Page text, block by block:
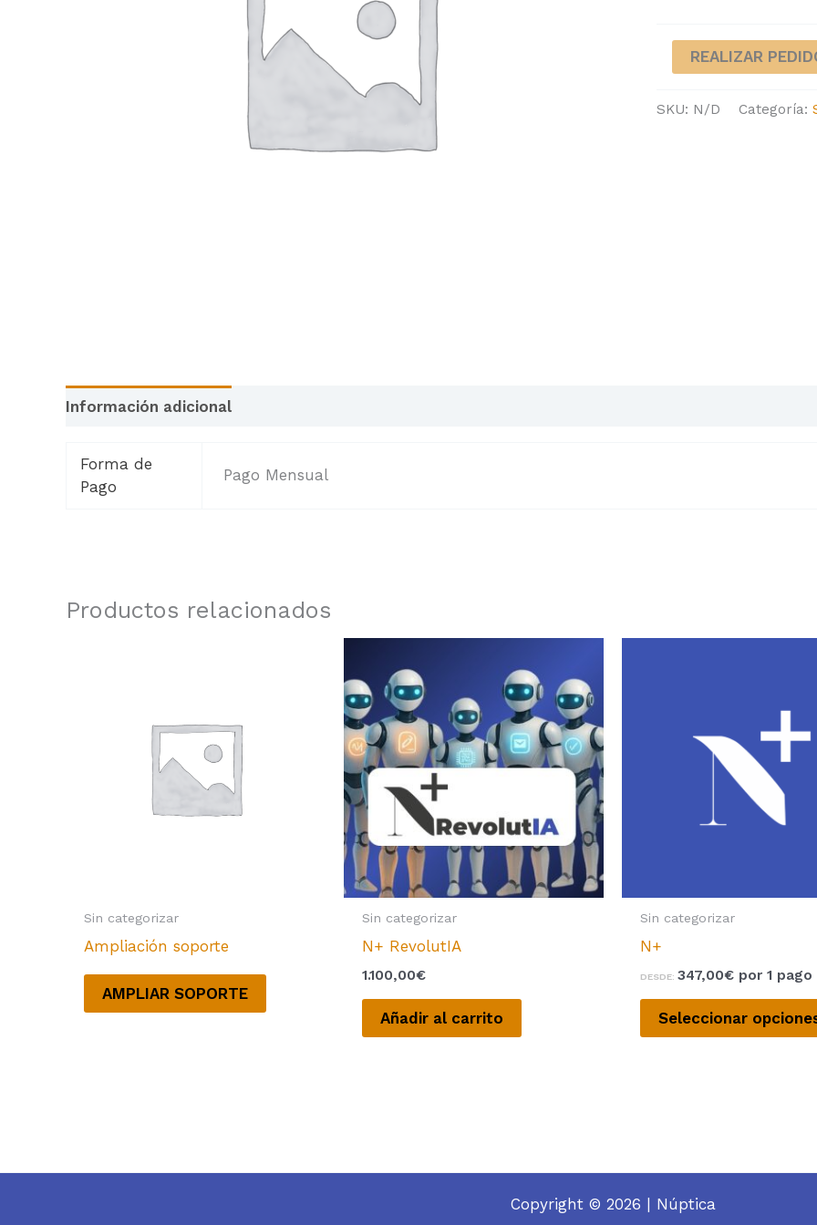
REALIZAR
SKU: N/D Categoría:
Información adicional
Forma de
Pago
Pago Mensual
Productos relacionados
Sin categorizar
Ampliación soporte
AMPLIAR SOPORTE
Sin categorizar
N+ RevolutIA
1.100,00€
Añadir al carrito
Sin categorizar
N+
DESDE:347,00€ por 1 pago
Seleccionar
Copyright © 2026 | Núptica